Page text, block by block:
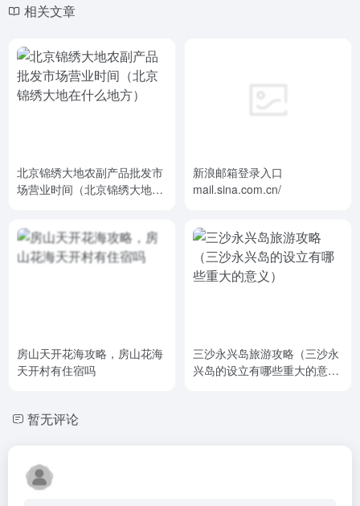
相关文章
北京锦绣大地农副产品批发市
场营业时间（北京锦绣大地在
新浪邮箱登录入口
mail.sina.com.cn/
房山天开花海攻略，房山花海
天开村有住宿吗
三沙永兴岛旅游攻略（三沙永
兴岛的设立有哪些重大的意
暂无评论